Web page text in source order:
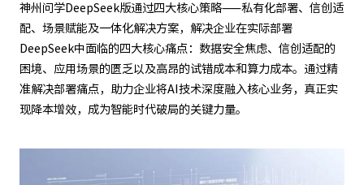
神州问学DeepSeek版通过四大核心策略——私有化部署、信创适
配、场景赋能及一体化解决方案，解决企业在实际部署
DeepSeek中面临的四大核心痛点：数据安全焦虑、信创适配的
困境、应用场景的匮乏以及高昂的试错成本和算力成本。通过精
准解决部署痛点，助力企业将AI技术深度融入核心业务，真正实
现降本增效，成为智能时代破局的关键力量。